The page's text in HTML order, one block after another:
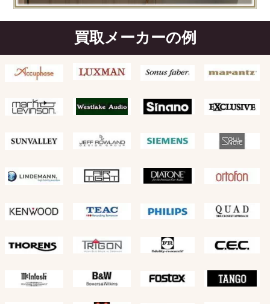
買取メーカーの例